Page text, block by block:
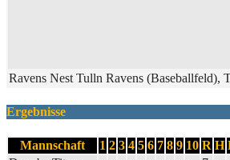
Ravens Nest Tulln Ravens (Baseballfeld),
Ergebnisse
Mannschaft 1 2 3 4 5 6 7 8 9 10 R H